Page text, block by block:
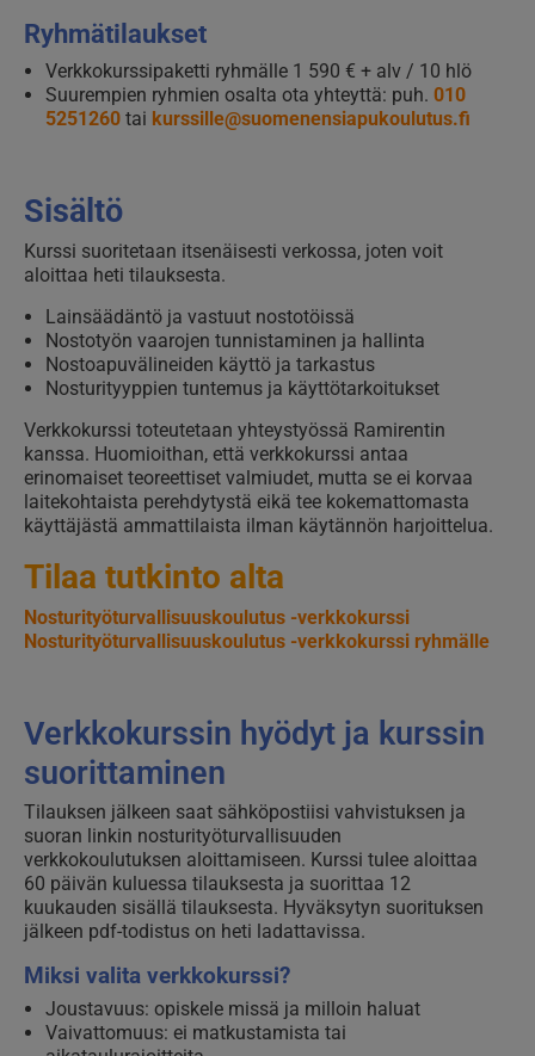
Ryhmätilaukset
Verkkokurssipaketti ryhmälle 1 590 € + alv / 10 hlö
Suurempien ryhmien osalta ota yhteyttä: puh. 010
5251260tai kurssille@suomenensiapukoulutus.fi
Sisältö
Kurssi suoritetaan itsenäisesti verkossa, joten voit
aloittaa heti tilauksesta.
Lainsäädäntö ja vastuut nostotöissä
Nostotyön vaarojen tunnistaminen ja hallinta
Nostoapuvälineiden käyttö ja tarkastus
Nosturityyppien tuntemus ja käyttötarkoitukset
Verkkokurssi toteutetaan yhteystyössä Ramirentin
kanssa. Huomioithan, että verkkokurssi antaa
erinomaiset teoreettiset valmiudet, mutta se ei korvaa
laitekohtaista perehdytystä eikä tee kokemattomasta
käyttäjästä ammattilaista ilman käytännön harjoittelua.
Tilaa tutkinto alta
Nosturityöturvallisuuskoulutus -verkkokurssi
Nosturityöturvallisuuskoulutus -verkkokurssi ryhmälle
Verkkokurssin hyödyt ja kurssin
suorittaminen
Tilauksen jälkeen saat sähköpostiisi vahvistuksen ja
suoran linkin nosturityöturvallisuuden
verkkokoulutuksen aloittamiseen. Kurssi tulee aloittaa
60 päivän kuluessa tilauksesta ja suorittaa 12
kuukauden sisällä tilauksesta. Hyväksytyn suorituksen
jälkeen pdf-todistus on heti ladattavissa.
Miksi valita verkkokurssi?
Joustavuus: opiskele missä ja milloin haluat
Vaivattomuus: ei matkustamista tai